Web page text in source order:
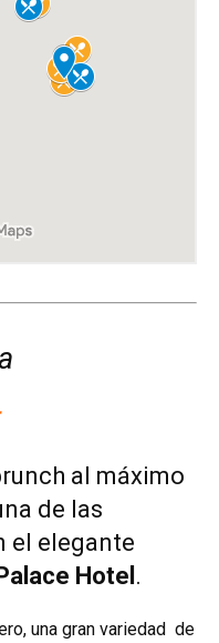
al máximo
de las
el elegante
Hotel .
una gran variedad de